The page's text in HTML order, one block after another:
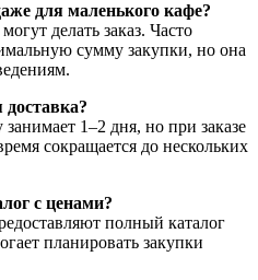
для маленького кафе?
делать заказ. Часто
сумму закупки, но она
1–2 дня, но при заказе
сокращается до нескольких
с ценами?
полный каталог
планировать закупки